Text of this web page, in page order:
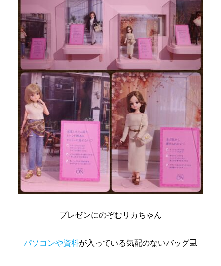
プレゼンにのぞむリカちゃん
パソコンや資料が入っている気配のないバッグ💻